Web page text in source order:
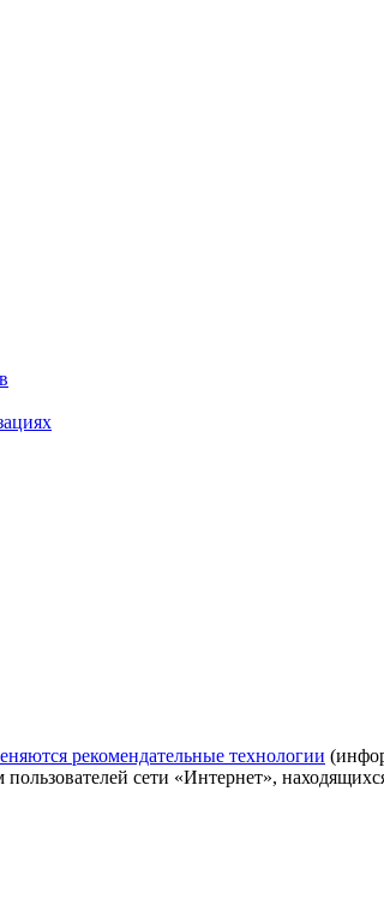
рекомендательные технологии
сети «Интернет»,